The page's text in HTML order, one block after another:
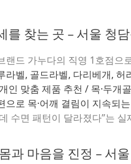
를 찾는 곳 – 서울 청
랜드 가누다의 직영 1호점
라벨, 골드라벨, 다리베개, 허
인 맞춤 제품 추천 / 목·두개
으로 목·어깨 결림이 지속되
수면 패턴이 달라졌다”는
과 마음을 진정 – 서